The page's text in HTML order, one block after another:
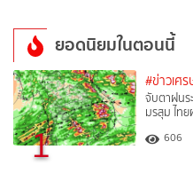
ยอดนิยมในตอนนี้
1
#ข่าวเศ
จับตาฝน
มรสุม ไท
606